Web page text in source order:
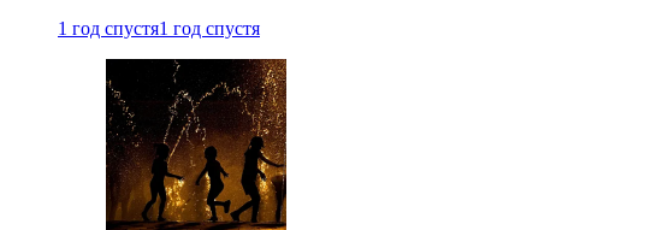
1 год спустя1 год спустя